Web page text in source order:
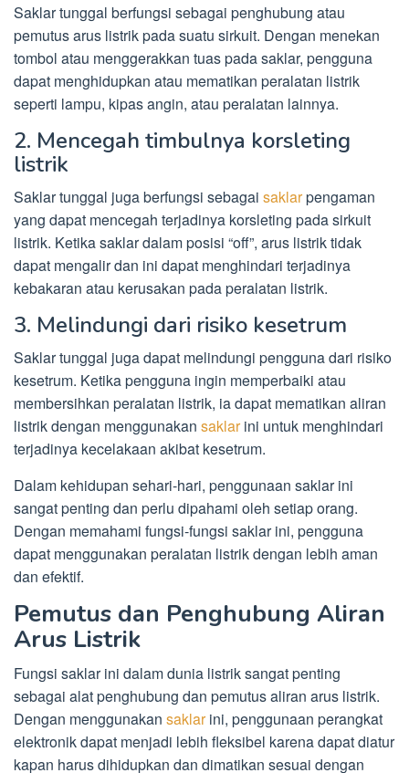
Saklar tunggal berfungsi sebagai penghubung atau
pemutus arus listrik pada suatu sirkuit. Dengan menekan
tombol atau menggerakkan tuas pada saklar, pengguna
dapat menghidupkan atau mematikan peralatan listrik
seperti lampu, kipas angin, atau peralatan lainnya.
2. Mencegah timbulnya korsleting
listrik
Saklar tunggal juga berfungsi sebagai saklarpengaman
yang dapat mencegah terjadinya korsleting pada sirkuit
listrik. Ketika saklar dalam posisi “off”, arus listrik tidak
dapat mengalir dan ini dapat menghindari terjadinya
kebakaran atau kerusakan pada peralatan listrik.
3. Melindungi dari risiko kesetrum
Saklar tunggal juga dapat melindungi pengguna dari risiko
kesetrum. Ketika pengguna ingin memperbaiki atau
membersihkan peralatan listrik, ia dapat mematikan aliran
listrik dengan menggunakan saklarini untuk menghindari
terjadinya kecelakaan akibat kesetrum.
Dalam kehidupan sehari-hari, penggunaan saklar ini
sangat penting dan perlu dipahami oleh setiap orang.
Dengan memahami fungsi-fungsi saklar ini, pengguna
dapat menggunakan peralatan listrik dengan lebih aman
dan efektif.
Pemutus dan Penghubung Aliran
Arus Listrik
Fungsi saklar ini dalam dunia listrik sangat penting
sebagai alat penghubung dan pemutus aliran arus listrik.
Dengan menggunakan saklarini, penggunaan perangkat
elektronik dapat menjadi lebih fleksibel karena dapat diatur
kapan harus dihidupkan dan dimatikan sesuai dengan